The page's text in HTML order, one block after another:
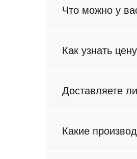
Что можно у
Как узнать
Доставляете
Какие